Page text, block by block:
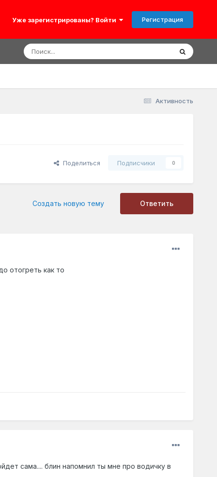
Уже зарегистрированы? Войти Регистрация
Активность
Поделиться Подписчики 0
Ответить
Создать новую тему
отогреть как то
сама.... блин напомнил ты мне про водичку в